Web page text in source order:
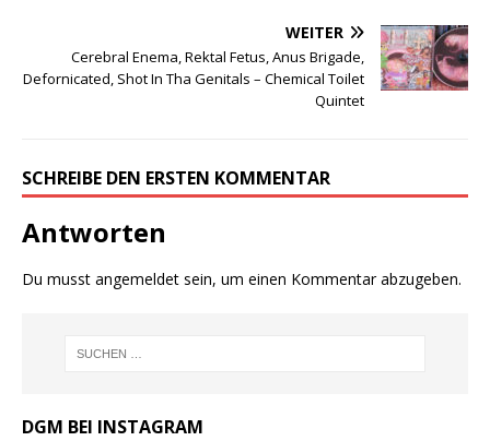
WEITER
Cerebral Enema, Rektal Fetus, Anus Brigade,
Defornicated, Shot In Tha Genitals ‎– Chemical Toilet
Quintet
SCHREIBE DEN ERSTEN KOMMENTAR
Antworten
Du musst angemeldet sein, um einen Kommentar abzugeben.
DGM BEI INSTAGRAM